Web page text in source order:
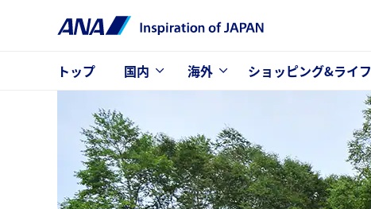
トップ 国内 海外 ショッピング&ライフ